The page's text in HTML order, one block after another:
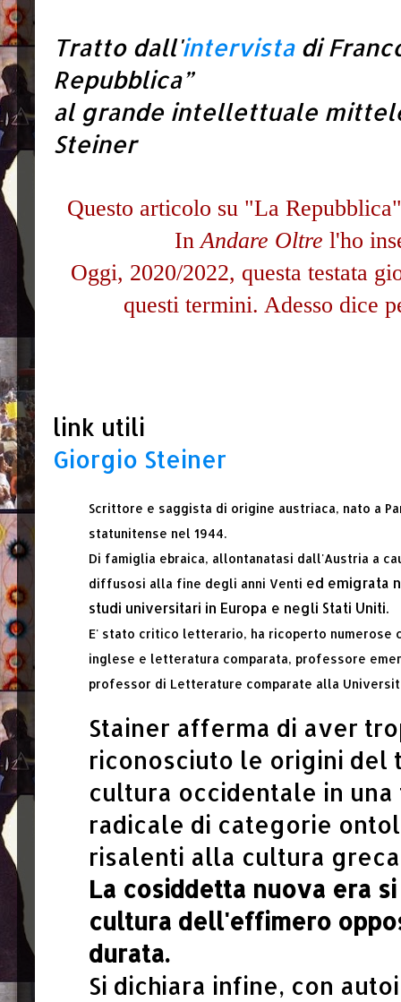
Tratto dall'intervista di
Repubblica”
al grande intellettuale
Steiner
Questo articolo su "La
InAndare Oltre l'ho
Oggi, 2020/2022, questa testata
questi termini.Adesso dice
link utili
Giorgio Steiner
Scrittore e saggista di origine austriaca, nato a
statunitense nel 1944.
Di famiglia ebraica, allontanatasi dall'Austria a
diffusosi alla fine degli anni Venti ed emigrata
studi universitari in Europa e negli Stati Uniti.
E' stato critico letterario, ha ricoperto numerose
inglese e letteratura comparata, professore
professor di Letterature comparate alla
Stainer afferma di aver
riconosciuto le origini del
cultura occidentale in
radicale di categorie
risalenti alla cultura
La cosiddetta nuova era
cultura dell'effimero
durata.
Si dichiara infine, con